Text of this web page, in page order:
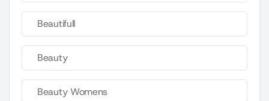
Beautifull
Beauty
Beauty Womens